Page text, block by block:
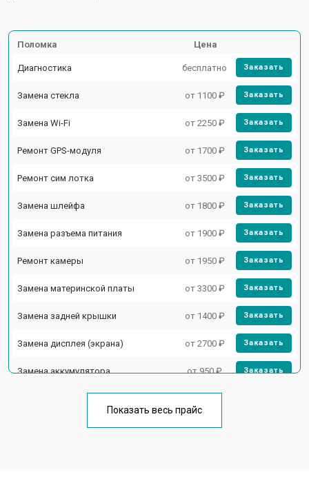
Поломка Цена
Диагностика бесплатно Заказать
Замена стекла от 1100 ₽ Заказать
Замена Wi-Fi от 2250 ₽ Заказать
Ремонт GPS-модуля от 1700 ₽ Заказать
Ремонт сим лотка от 3500 ₽ Заказать
Замена шлейфа от 1800 ₽ Заказать
Замена разъема питания от 1900 ₽ Заказать
Ремонт камеры от 1950 ₽ Заказать
Замена материнской платы от 3300 ₽ Заказать
Замена задней крышки от 1400 ₽ Заказать
Замена дисплея (экрана) от 2700 ₽ Заказать
Замена аккумулятора от 950 ₽ Заказать
Ремонт цепи питания от 3200 ₽
Показать весь прайс